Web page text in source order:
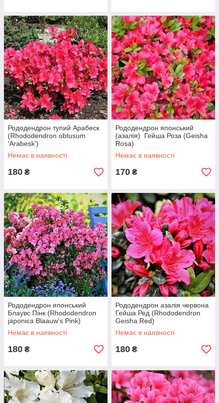
Рододендрон тупий Арабеск
(Rhododendron obtusum
'Arabesk')
Немає в наявності
180 ₴
Рододендрон японський
(азалія) Гейша Роза (Geisha
Rosa)
Немає в наявності
170 ₴
Рододендрон японський
Блаувс Пінк (Rhododendron
japonica Blaauw's Pink)
Немає в наявності
180 ₴
Рододендрон азалія червона
Гейша Ред (Rhododendron
Geisha Red)
Немає в наявності
180 ₴